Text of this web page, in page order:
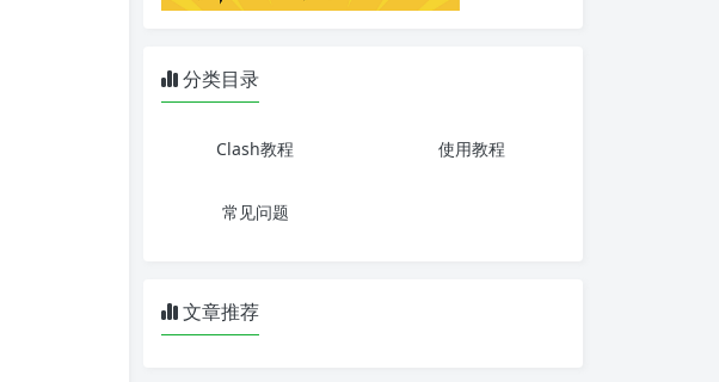
分类目录
Clash教程 使用教程
常见问题
文章推荐